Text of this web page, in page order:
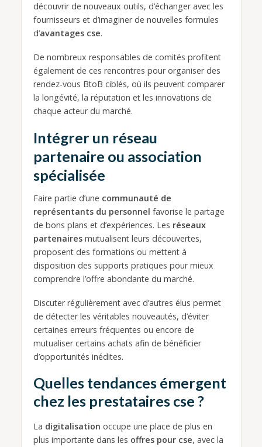
découvrir de nouveaux outils, d’échanger avec les
fournisseurs et d’imaginer de nouvelles formules
d’avantages cse.
De nombreux responsables de comités profitent
également de ces rencontres pour organiser des
rendez-vous BtoB ciblés, où ils peuvent comparer
la longévité, la réputation et les innovations de
chaque acteur du marché.
Intégrer un réseau
partenaire ou association
spécialisée
Faire partie d’une communauté de
représentants du personnel favorise le partage
de bons plans et d’expériences. Les réseaux
partenairesmutualisent leurs découvertes,
proposent des formations ou mettent à
disposition des supports pratiques pour mieux
comprendre l’offre abondante du marché.
Discuter régulièrement avec d’autres élus permet
de détecter les véritables nouveautés, d’éviter
certaines erreurs fréquentes ou encore de
mutualiser certains achats afin de bénéficier
d’opportunités inédites.
Quelles tendances émergent
chez les prestataires cse ?
La digitalisation occupe une place de plus en
plus importante dans les offres pour cse, avec la